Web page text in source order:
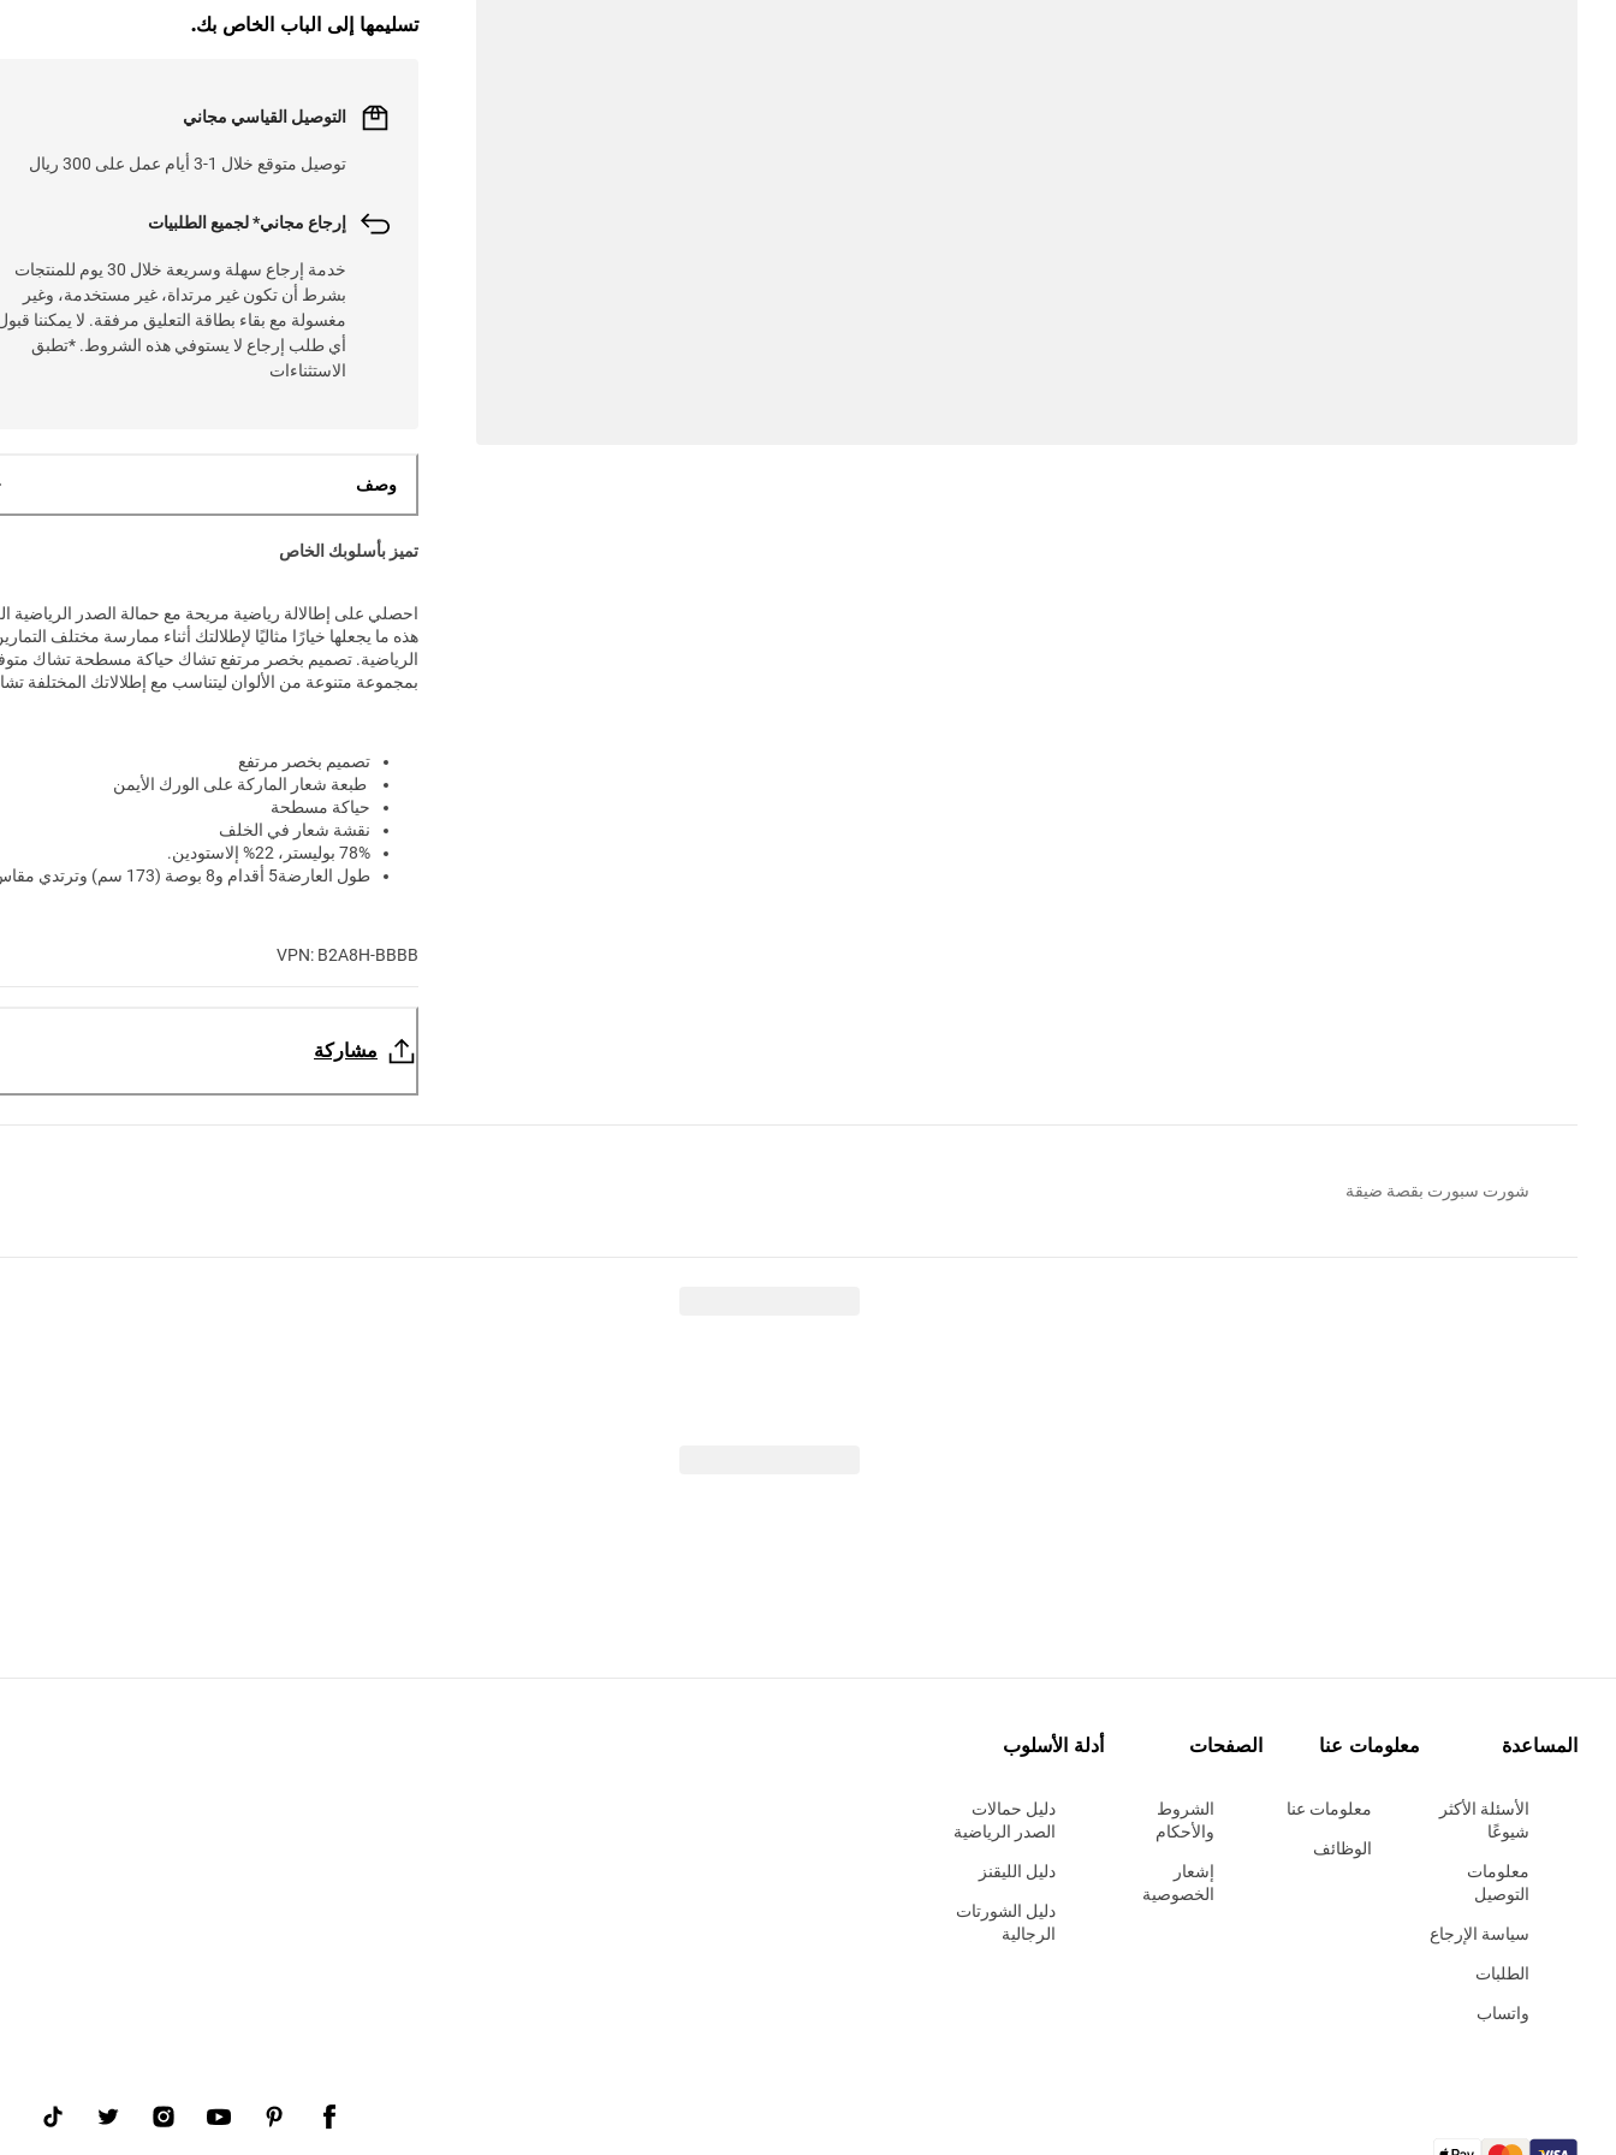
تسليمها إلى الباب الخاص بك.
التوصيل القياسي مجاني
توصيل متوقع خلال 1-3 أيام عمل على 300 ريال
إرجاع مجاني* لجميع الطلبيات
خدمة إرجاع سهلة وسريعة خلال 30 يوم للمنتجات
بشرط أن تكون غير مرتداة، غير مستخدمة، وغير
مغسولة مع بقاء بطاقة التعليق مرفقة. لا يمكننا
أي طلب إرجاع لا يستوفي هذه الشروط. *تطبق
الاستثناءات
وصف
تميز بأسلوبك الخاص
احصلي على إطالالة رياضية مريحة مع حمالة الصدر الرياضية
هذه ما يجعلها خيارًا مثاليًا لإطلالتك أثناء ممارسة مختلف
الرياضية. تصميم بخصر مرتفع تشاك حياكة مسطحة تشاك
بمجموعة متنوعة من الألوان ليتناسب مع إطلالاتك المختلفة
تصميم بخصر مرتفع
طبعة شعار الماركة على الورك الأيمن
حياكة مسطحة
نقشة شعار في الخلف
78% بوليستر، 22% إلاستودين.
طول العارضة5 أقدام و8 بوصة (173 سم) وترتدي مقاسXS
VPN: B2A8H-BBBB
مشاركة
شورت سبورت بقصة ضيقة
المساعدة
الأسئلة الأكثر
شيوعًا
معلومات
التوصيل
سياسة الإرجاع
الطلبات
واتساب
معلومات عنا
معلومات عنا
الوظائف
الصفحات
الشروط
والأحكام
إشعار
الخصوصية
أدلة الأسلوب
دليل حمالات
الصدر الرياضية
دليل الليقنز
دليل الشورتات
الرجالية